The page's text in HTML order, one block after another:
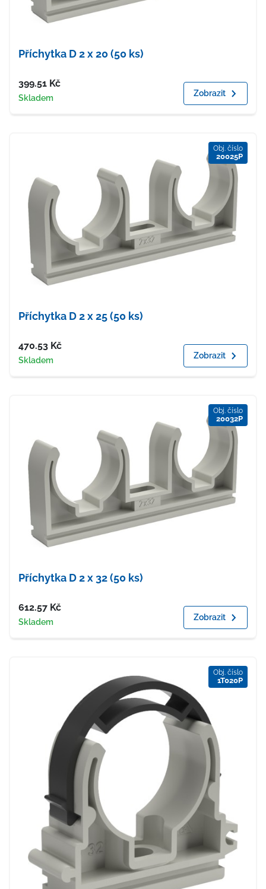
Příchytka D 2 x 20 (50 ks)
Cena
399.51 Kč
Dostupnost
Skladem Zobrazit
Obj. číslo
20025P
Příchytka D 2 x 25 (50 ks)
Cena
470.53 Kč
Dostupnost
Skladem Zobrazit
Obj. číslo
20032P
Příchytka D 2 x 32 (50 ks)
Cena
612.57 Kč
Dostupnost
Skladem Zobrazit
Obj. číslo
1T020P